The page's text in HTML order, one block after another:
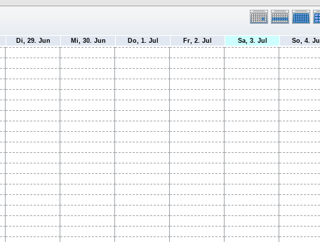
Di, 29. Jun Mi, 30. Jun Do, 1. Jul Fr, 2. Jul Sa, 3. Jul So, 4. Jul